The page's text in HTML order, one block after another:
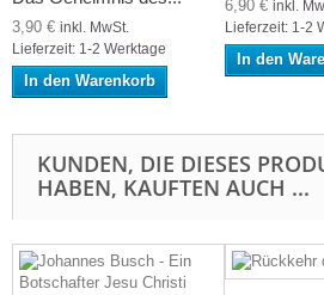
3,90 € inkl. MwSt.
Lieferzeit: 1-2 Werktage
In den Warenkorb
6,90 € inkl.
Lieferzeit: 1-2
In den
KUNDEN, DIE DIESES
HABEN, KAUFTEN AUCH ...